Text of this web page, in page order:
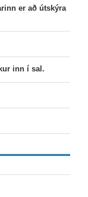
er að útskýra
inn í sal.